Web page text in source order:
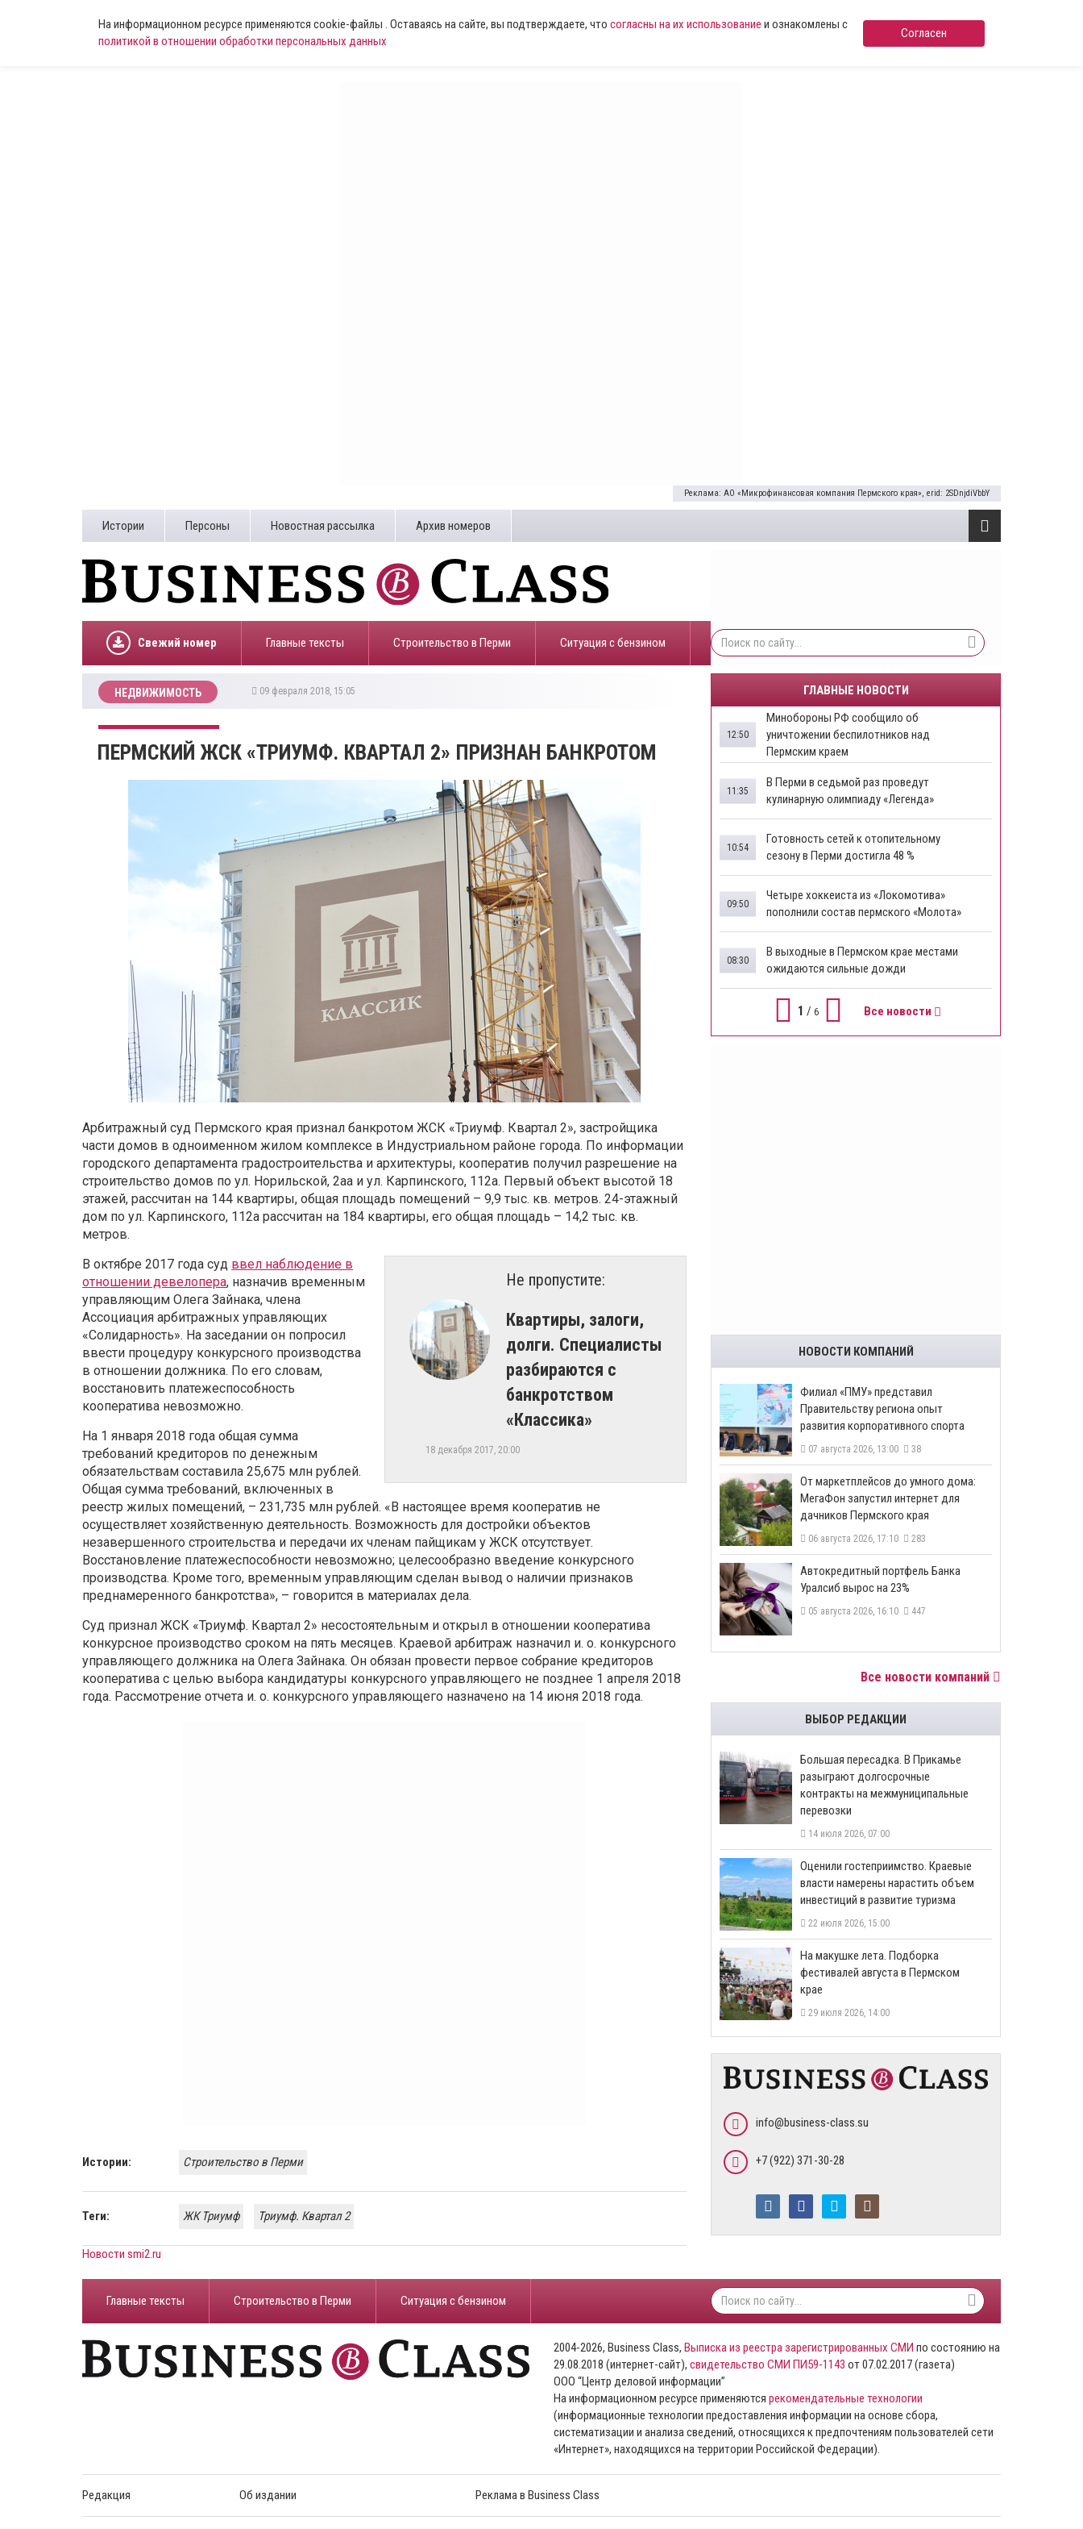
На информационном ресурсе применяются cookie-файлы . Оставаясь на сайте, вы подтверждаете, что согласны на их использование и ознакомлены с
политикой в отношении обработки персональных данных
Согласен
Реклама: АО «Микрофинансовая компания Пермского края», erid: 2SDnjdiVbbY
Истории Персоны Новостная рассылка Архив номеров
Свежий номер Главные тексты Строительство в Перми ​Ситуация с бензином
НЕДВИЖИМОСТЬ 09 февраля 2018, 15:05
ПЕРМСКИЙ ЖСК «ТРИУМФ. КВАРТАЛ 2» ПРИЗНАН БАНКРОТОМ
Арбитражный суд Пермского края признал банкротом ЖСК «Триумф. Квартал 2», застройщика
части домов в одноименном жилом комплексе в Индустриальном районе города. По информации
городского департамента градостроительства и архитектуры, кооператив получил разрешение на
строительство домов по ул. Норильской, 2аа и ул. Карпинского, 112а. Первый объект высотой 18
этажей, рассчитан на 144 квартиры, общая площадь помещений – 9,9 тыс. кв. метров. 24-этажный
дом по ул. Карпинского, 112а рассчитан на 184 квартиры, его общая площадь – 14,2 тыс. кв.
метров.
Не пропустите:
Квартиры, залоги,
долги. Специалисты
разбираются с
банкротством
«Классика»
18 декабря 2017, 20:00
В октябре 2017 года суд ввел наблюдение в
отношении девелопера, назначив временным
управляющим Олега Зайнака, члена
Ассоциация арбитражных управляющих
«Солидарность». На заседании он попросил
ввести процедуру конкурсного производства
в отношении должника. По его словам,
восстановить платежеспособность
кооператива невозможно.
На 1 января 2018 года общая сумма
требований кредиторов по денежным
обязательствам составила 25,675 млн рублей.
Общая сумма требований, включенных в
реестр жилых помещений, – 231,735 млн рублей. «В настоящее время кооператив не
осуществляет хозяйственную деятельность. Возможность для достройки объектов
незавершенного строительства и передачи их членам пайщикам у ЖСК отсутствует.
Восстановление платежеспособности невозможно; целесообразно введение конкурсного
производства. Кроме того, временным управляющим сделан вывод о наличии признаков
преднамеренного банкротства», – говорится в материалах дела.
Суд признал ЖСК «Триумф. Квартал 2» несостоятельным и открыл в отношении кооператива
конкурсное производство сроком на пять месяцев. Краевой арбитраж назначил и. о. конкурсного
управляющего должника на Олега Зайнака. Он обязан провести первое собрание кредиторов
кооператива с целью выбора кандидатуры конкурсного управляющего не позднее 1 апреля 2018
года. Рассмотрение отчета и. о. конкурсного управляющего назначено на 14 июня 2018 года.
Истории: Строительство в Перми
Теги: ЖК Триумф Триумф. Квартал 2
Новости smi2.ru
ГЛАВНЫЕ НОВОСТИ
Минобороны РФ сообщило об
уничтожении беспилотников над
Пермским краем
12:50
В Перми в седьмой раз проведут
кулинарную олимпиаду «Легенда»
11:35
Готовность сетей к отопительному
сезону в Перми достигла 48 %
10:54
Четыре хоккеиста из «Локомотива»
пополнили состав пермского «Молота»
09:50
В выходные в Пермском крае местами
ожидаются сильные дожди
08:30
1 / 6 Все новости
НОВОСТИ КОМПАНИЙ
​Филиал «ПМУ» представил
Правительству региона опыт
развития корпоративного спорта
07 августа 2026, 13:00 38
От маркетплейсов до умного дома:
МегаФон запустил интернет для
дачников Пермского края
06 августа 2026, 17:10 283
​Автокредитный портфель Банка
Уралсиб вырос на 23%
05 августа 2026, 16:10 447
Все новости компаний
ВЫБОР РЕДАКЦИИ
Большая пересадка. В Прикамье
разыграют долгосрочные
контракты на межмуниципальные
перевозки
14 июля 2026, 07:00
Оценили гостеприимство. Краевые
власти намерены нарастить объем
инвестиций в развитие туризма
22 июля 2026, 15:00
На макушке лета. Подборка
фестивалей августа в Пермском
крае
29 июля 2026, 14:00
info@business-class.su
+7 (922) 371-30-28
Главные тексты Строительство в Перми ​Ситуация с бензином
2004-2026, Business Class, Выписка из реестра зарегистрированных СМИ по состоянию на
29.08.2018 (интернет-сайт), свидетельство СМИ ПИ59-1143 от 07.02.2017 (газета)
ООО “Центр деловой информации”
На информационном ресурсе применяются рекомендательные технологии
(информационные технологии предоставления информации на основе сбора,
систематизации и анализа сведений, относящихся к предпочтениям пользователей сети
«Интернет», находящихся на территории Российской Федерации).
Редакция Об издании Реклама в Business Class